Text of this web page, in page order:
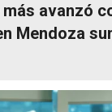
avanzó
Mendoza